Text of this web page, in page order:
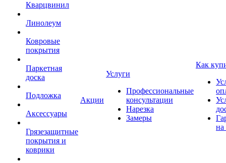
Кварцвинил
Линолеум
Ковровые
покрытия
Паркетная
доска
Подложка
Аксессуары
Грязезащитные
покрытия и
коврики
Акции
Услуги
Профессиональные
консультации
Нарезка
Замеры
Как
на